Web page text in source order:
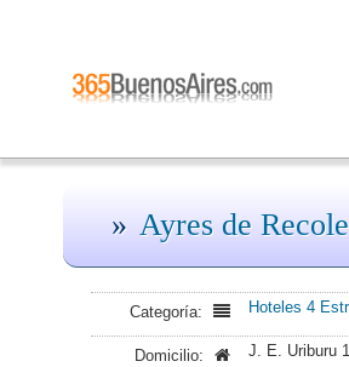
Ayres de
Categoría: Hoteles 4
Domicilio: J. E. Uriburu